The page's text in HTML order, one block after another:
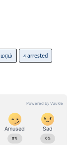
4 arrested